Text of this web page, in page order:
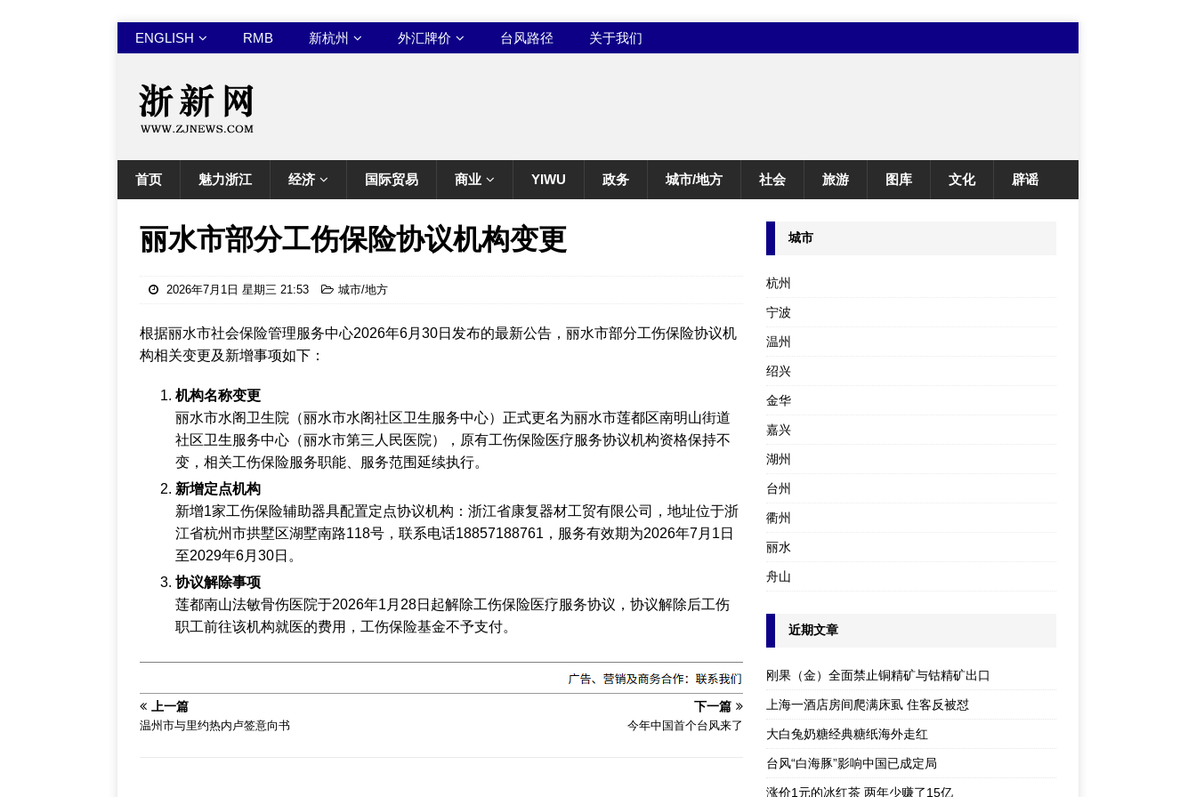
ENGLISH RMB 新杭州 外汇牌价 台风路径 关于我们
首页 魅力浙江 经济 国际贸易 商业 YIWU 政务 城市/地方 社会 旅游 图库 文化 辟谣
丽水市部分工伤保险协议机构变更
2026年7月1日 星期三 21:53 城市/地方
根据丽水市社会保险管理服务中心2026年6月30日发布的最新公告，丽水市部分工伤保险协议机
构相关变更及新增事项如下：
机构名称变更
丽水市水阁卫生院（丽水市水阁社区卫生服务中心）正式更名为丽水市莲都区南明山街道
社区卫生服务中心（丽水市第三人民医院），原有工伤保险医疗服务协议机构资格保持不
变，相关工伤保险服务职能、服务范围延续执行。
新增定点机构
新增1家工伤保险辅助器具配置定点协议机构：浙江省康复器材工贸有限公司，地址位于浙
江省杭州市拱墅区湖墅南路118号，联系电话18857188761，服务有效期为2026年7月1日
至2029年6月30日。
协议解除事项
莲都南山法敏骨伤医院于2026年1月28日起解除工伤保险医疗服务协议，协议解除后工伤
职工前往该机构就医的费用，工伤保险基金不予支付。
上一篇
温州市与里约热内卢签意向书
下一篇
今年中国首个台风来了
城市
杭州
宁波
温州
绍兴
金华
嘉兴
湖州
台州
衢州
丽水
舟山
近期文章
刚果（金）全面禁止铜精矿与钴精矿出口
上海一酒店房间爬满床虱 住客反被怼
大白兔奶糖经典糖纸海外走红
台风“白海豚”影响中国已成定局
涨价1元的冰红茶 两年少赚了15亿